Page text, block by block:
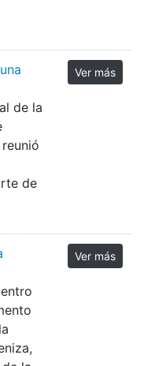
de la
de
Ver más
Ver más